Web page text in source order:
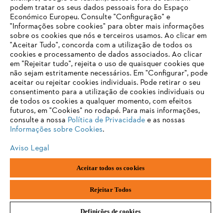
Carreira
Sistema de denúncia
Política de privacidadeInformações sobre cookies
ANDREAS STIHL AG & Co. KG ©2023
podem tratar os seus dados pessoais fora do Espaço
Económico Europeu. Consulte "Configuração" e
"Informações sobre cookies" para obter mais informações
sobre os cookies que nós e terceiros usamos. Ao clicar em
"Aceitar Tudo", concorda com a utilização de todos os
cookies e processamento de dados associados. Ao clicar
em "Rejeitar tudo", rejeita o uso de quaisquer cookies que
não sejam estritamente necessários. Em "Configurar", pode
aceitar ou rejeitar cookies individuais. Pode retirar o seu
consentimento para a utilização de cookies individuais ou
de todos os cookies a qualquer momento, com efeitos
futuros, em "Cookies" no rodapé. Para mais informações,
consulte a nossa Política de Privacidadee as nossas
Informações sobre Cookies.
Aviso Legal
Aceitar todos os cookies
Rejeitar Todos
Definições de cookies